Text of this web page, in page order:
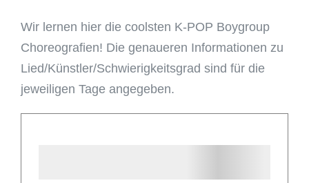
Wir lernen hier die coolsten K-POP Boygroup
Choreografien! Die genaueren Informationen zu
Lied/Künstler/Schwierigkeitsgrad sind für die
jeweiligen Tage angegeben.